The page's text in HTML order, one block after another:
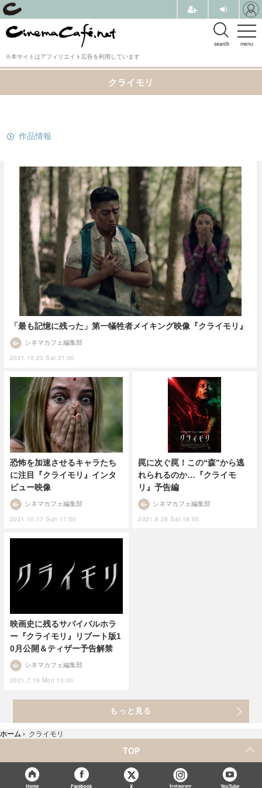
menu
search
※本サイトはアフィリエイト広告を利用しています
クライモリ
作品情報
「最も記憶に残った」第一犠牲者メイキング映像『クライモリ』
2021.10.23 Sat 21:00
シネマカフェ編集部
恐怖を加速させるキャラたち
に注目『クライモリ』インタ
ビュー映像
2021.10.17 Sun 17:00
シネマカフェ編集部
罠に次ぐ罠！この“森”から逃
れられるのか…『クライモ
リ』予告編
2021.8.28 Sat 18:00
シネマカフェ編集部
映画史に残るサバイバルホラ
ー『クライモリ』リブート版1
0月公開＆ティザー予告解禁
2021.7.19 Mon 13:00
シネマカフェ編集部
もっと見る
ホーム › クライモリ
TOP
Home Facebook X Instagram YouTube